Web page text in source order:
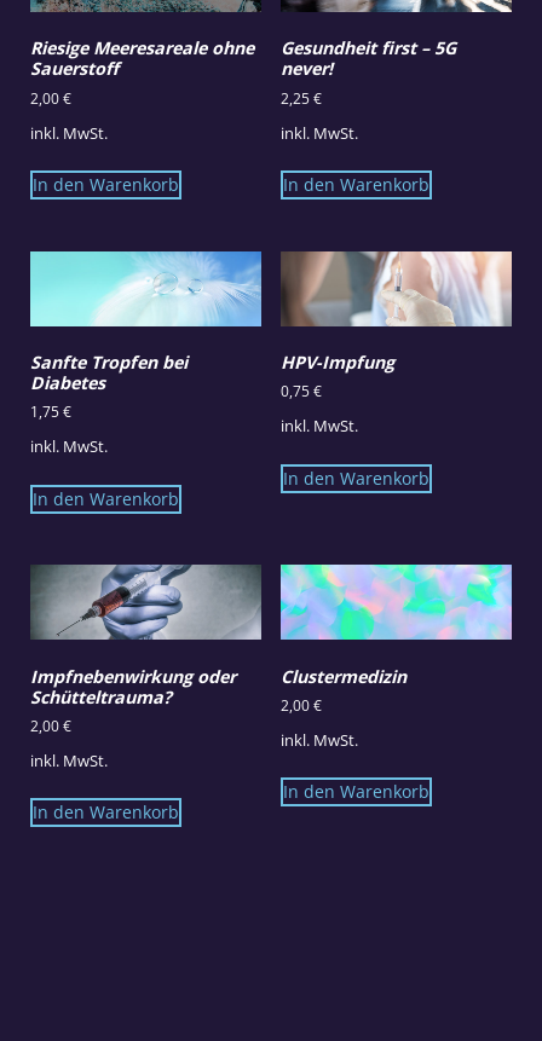
Riesige Meeresareale ohne
Sauerstoff
2,00€
inkl. MwSt.
In den Warenkorb
Gesundheit first – 5G
never!
2,25€
inkl. MwSt.
In den Warenkorb
Sanfte Tropfen bei
Diabetes
1,75€
inkl. MwSt.
In den Warenkorb
HPV-Impfung
0,75€
inkl. MwSt.
In den Warenkorb
Impfnebenwirkung oder
Schütteltrauma?
2,00€
inkl. MwSt.
In den Warenkorb
Clustermedizin
2,00€
inkl. MwSt.
In den Warenkorb